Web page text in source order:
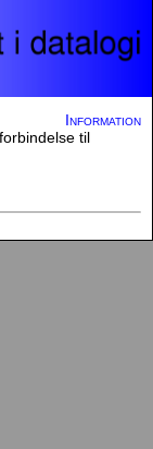
Information
til